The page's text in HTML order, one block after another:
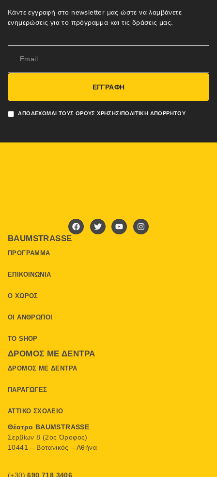
Κάντε εγγραφή στο newsletter μας ώστε να λαμβάνετε
ενημερώσεις για το πρόγραμμα και τις δράσεις μας.
ΑΠΟΔΈΧΟΜΑΙ ΤΟΥΣ ΌΡΟΥΣ ΧΡΉΣΗΣ/ΠΟΛΙΤΙΚΉ ΑΠΟΡΡΉΤΟΥ
ΕΓΓΡΑΦΗ
BAUMSTRASSE
ΠΡΌΓΡΑΜΜΑ
ΕΠΙΚΟΙΝΩΝΊΑ
Ο ΧΏΡΟΣ
ΟΙ ΆΝΘΡΩΠΟΙ
ΤΟ SHOP
ΔΡΌΜΟΣ ΜΕ ΔΈΝΤΡΑ
ΔΡΌΜΟΣ ΜΕ ΔΈΝΤΡΑ
ΠΑΡΑΓΩΓΈΣ
ΑΤΤΙΚΌ ΣΧΟΛΕΊΟ
Θέατρο BAUMSTRASSE
Σερβίων 8 (2ος Όροφος)
10441 – Βοτανικός – Αθήνα
(+30)690 718 3406